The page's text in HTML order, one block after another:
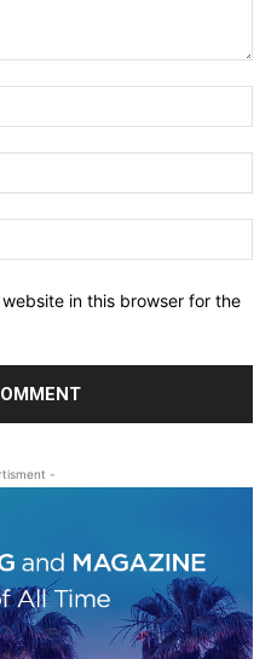
in this browser for the
-